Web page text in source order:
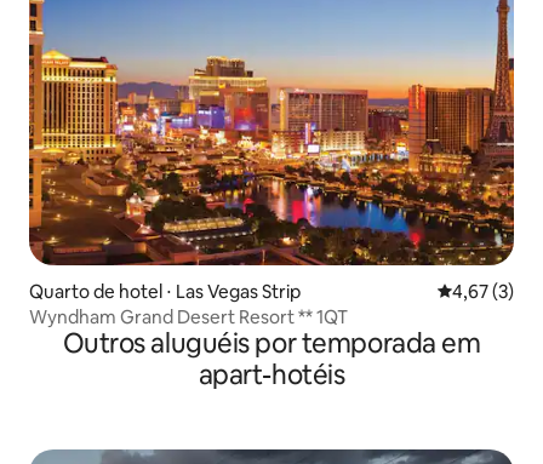
Quarto de hotel ⋅ Las Vegas Strip 4,67 de
4,67 (3)
Wyndham Grand Desert Resort ** 1QT
Outros aluguéis por temporada em
apart-hotéis